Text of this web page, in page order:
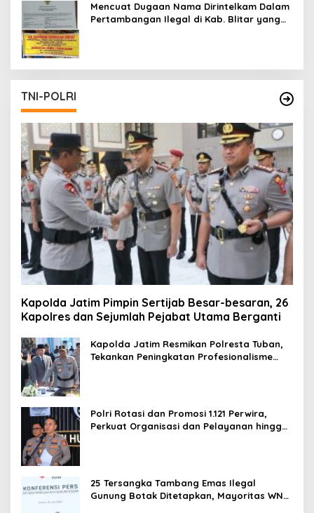
Mencuat Dugaan Nama Dirintelkam Dalam
Pertambangan Ilegal di Kab. Blitar yang
TNI-POLRI
Kapolda Jatim Pimpin Sertijab Besar-besaran, 26
Kapolres dan Sejumlah Pejabat Utama Berganti
Kapolda Jatim Resmikan Polresta Tuban,
Tekankan Peningkatan Profesionalisme
Polri Rotasi dan Promosi 1.121 Perwira,
Perkuat Organisasi dan Pelayanan hingga
25 Tersangka Tambang Emas Ilegal
Gunung Botak Ditetapkan, Mayoritas WN